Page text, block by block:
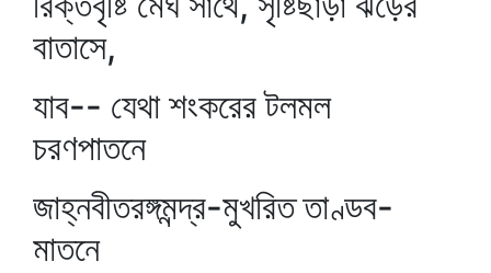
বাতাসে,
যাব-- যেথা শংকরের টলমল
চরণপাতনে
জাহ্নবীতরঙ্গমন্দ্র-মুখরিত তাণ্ডব-
মাতনে